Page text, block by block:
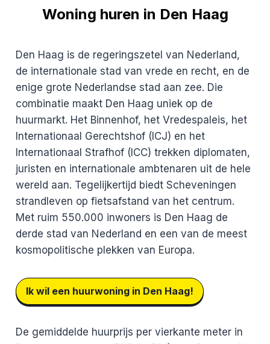
Woning huren in Den Haag
Den Haag is de regeringszetel van Nederland,
de internationale stad van vrede en recht, en de
enige grote Nederlandse stad aan zee. Die
combinatie maakt Den Haag uniek op de
huurmarkt. Het Binnenhof, het Vredespaleis, het
Internationaal Gerechtshof (ICJ) en het
Internationaal Strafhof (ICC) trekken diplomaten,
juristen en internationale ambtenaren uit de hele
wereld aan. Tegelijkertijd biedt Scheveningen
strandleven op fietsafstand van het centrum.
Met ruim 550.000 inwoners is Den Haag de
derde stad van Nederland en een van de meest
kosmopolitische plekken van Europa.
Ik wil een huurwoning in Den Haag!
De gemiddelde huurprijs per vierkante meter in